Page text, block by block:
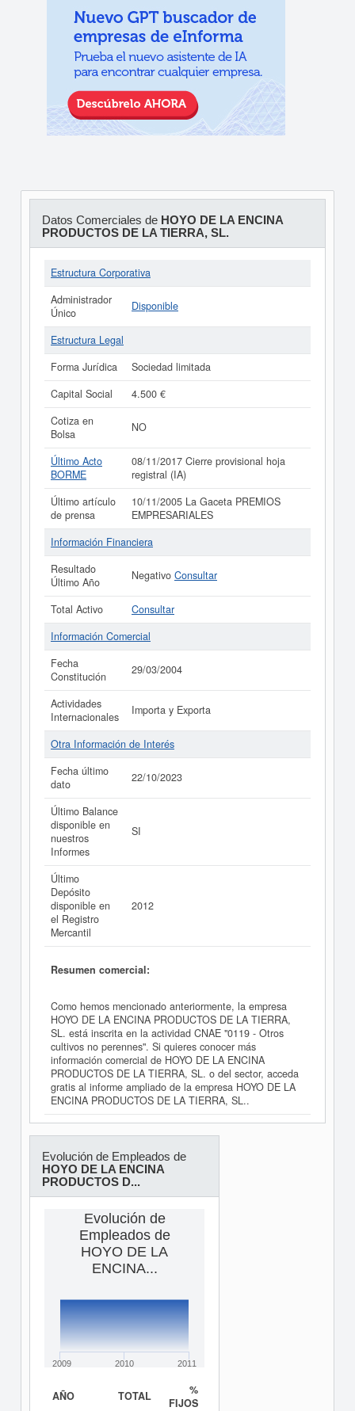
Datos Comerciales de HOYO DE LA ENCINA
PRODUCTOS DE LA TIERRA, SL.
Estructura Corporativa
Administrador
Único
Disponible
Estructura Legal
Forma Jurídica
Sociedad limitada
Capital Social
4.500 €
Cotiza en
Bolsa
NO
Último Acto
BORME
08/11/2017 Cierre provisional hoja
registral (IA)
Último artículo
de prensa
10/11/2005 La Gaceta PREMIOS
EMPRESARIALES
Información Financiera
Resultado
Último Año
Negativo Consultar
Total Activo
Consultar
Información Comercial
Fecha
Constitución
29/03/2004
Actividades
Internacionales
Importa y Exporta
Otra Información de Interés
Fecha último
dato
22/10/2023
Último Balance
disponible en
nuestros
Informes
SI
Último
Depósito
disponible en
el Registro
Mercantil
2012
Resumen comercial:
Como hemos mencionado anteriormente, la empresa
HOYO DE LA ENCINA PRODUCTOS DE LA TIERRA,
SL. está inscrita en la actividad CNAE "0119 - Otros
cultivos no perennes". Si quieres conocer más
información comercial de HOYO DE LA ENCINA
PRODUCTOS DE LA TIERRA, SL. o del sector, acceda
gratis al informe ampliado de la empresa HOYO DE LA
ENCINA PRODUCTOS DE LA TIERRA, SL..
Evolución de Empleados de
HOYO DE LA ENCINA
PRODUCTOS D...
Evolución de
Empleados de
HOYO DE LA
ENCINA...
2009 2010 2011
AÑO TOTAL
%
FIJOS